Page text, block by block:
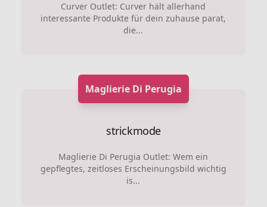
Curver Outlet: Curver hält allerhand
interessante Produkte für dein zuhause parat,
die...
Maglierie Di Perugia
strickmode
Maglierie Di Perugia Outlet: Wem ein
gepflegtes, zeitloses Erscheinungsbild wichtig
is...